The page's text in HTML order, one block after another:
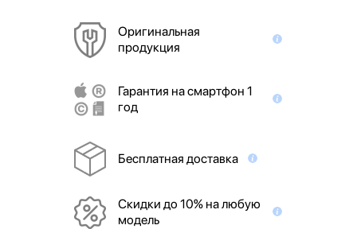
Оригинальная
продукция
Гарантия на смартфон 1
год
Бесплатная доставка
Скидки до 10% на любую
модель